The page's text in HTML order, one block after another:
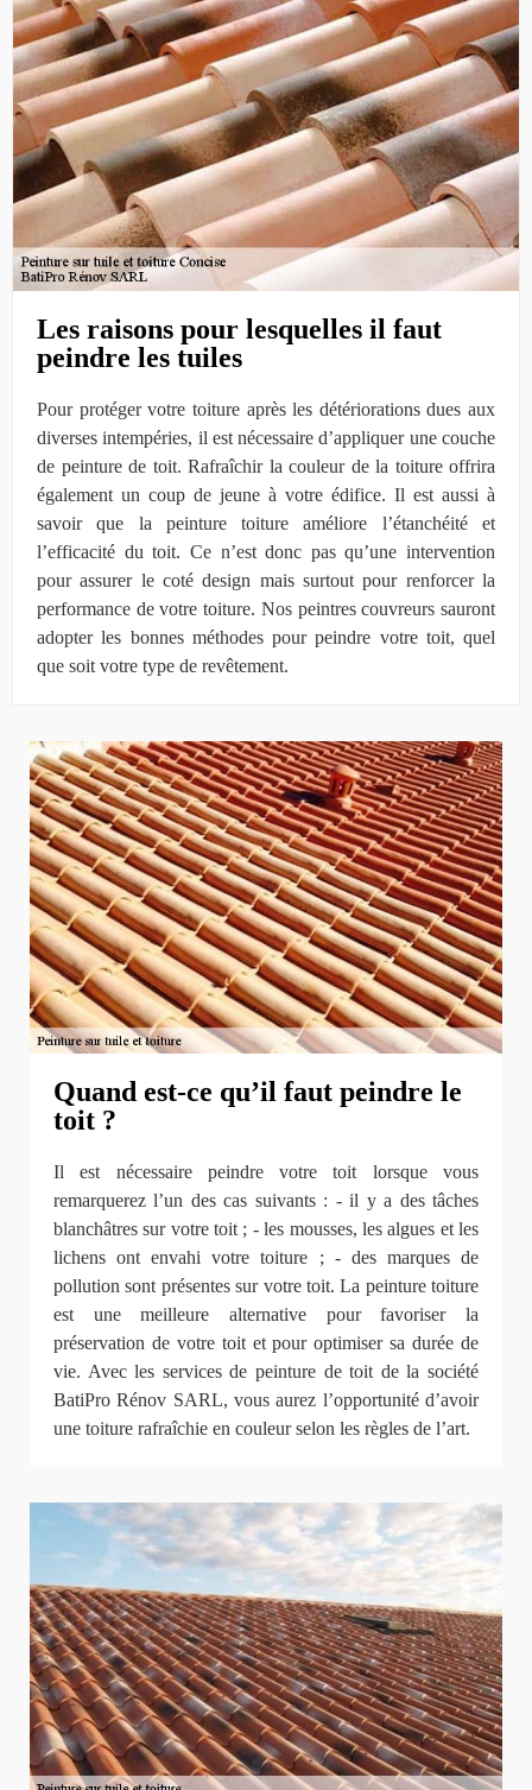
Les raisons pour lesquelles il faut
peindre les tuiles
Pour protéger votre toiture après les détériorations dues aux
diverses intempéries, il est nécessaire d’appliquer une couche
de peinture de toit. Rafraîchir la couleur de la toiture offrira
également un coup de jeune à votre édifice. Il est aussi à
savoir que la peinture toiture améliore l’étanchéité et
l’efficacité du toit. Ce n’est donc pas qu’une intervention
pour assurer le coté design mais surtout pour renforcer la
performance de votre toiture. Nos peintres couvreurs sauront
adopter les bonnes méthodes pour peindre votre toit, quel
que soit votre type de revêtement.
Quand est-ce qu’il faut peindre le
toit ?
Il est nécessaire peindre votre toit lorsque vous
remarquerez l’un des cas suivants : - il y a des tâches
blanchâtres sur votre toit ; - les mousses, les algues et les
lichens ont envahi votre toiture ; - des marques de
pollution sont présentes sur votre toit. La peinture toiture
est une meilleure alternative pour favoriser la
préservation de votre toit et pour optimiser sa durée de
vie. Avec les services de peinture de toit de la société
BatiPro Rénov SARL, vous aurez l’opportunité d’avoir
une toiture rafraîchie en couleur selon les règles de l’art.